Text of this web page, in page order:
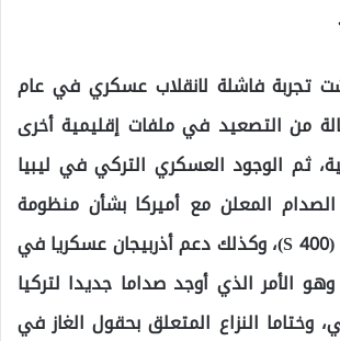
تجربة فاشلة لانقلاب عسكري في عام
حالة من التصعيد في ملفات إقليمية أخرى
ثم الوجود العسكري التركي في ليبيا
الصدام المعلن مع أميركا بشأن منظومة
الدفاع “إس 400” (S 400)، وكذلك دعم أذربيجان عسكريا في
وهو الأمر الذي أوجد صداما جديدا لتركيا
وختاما النزاع المتعلق بحقول الغاز في